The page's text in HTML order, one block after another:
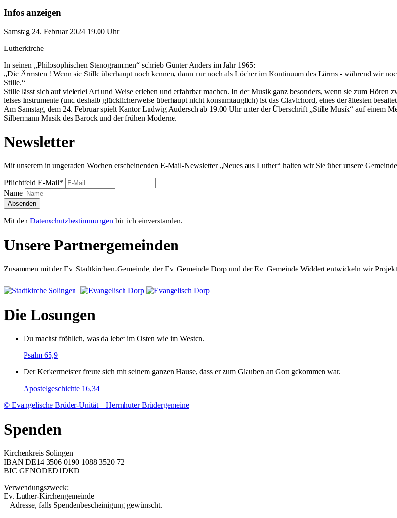
Infos anzeigen
Samstag 24. Februar 2024 19.00 Uhr
Lutherkirche
In seinen „Philosophischen Stenogrammen“ schrieb Günter Anders im Jahr 1965:
„Die Ärmsten ! Wenn sie Stille überhaupt noch kennen, dann nur noch als Löcher im Kontinuum des Lärms - während wir
Stille.“
Stille lässt sich auf vielerlei Art und Weise erleben und erfahrbar machen. In der Musik ganz besonders, wenn sie zum Hören
leises Instrumente (und deshalb glücklicherweise überhaupt nicht konsumtauglich) ist das Clavichord, eines der ältesten
Am Samstag, dem 24. Februar spielt Kantor Ludwig Audersch ab 19.00 Uhr unter der Überschrift „Stille Musik“ auf einem
Silbermann Musik des Barock und der frühen Moderne.
Newsletter
Mit unserem in ungeraden Wochen erscheinenden E-Mail-Newsletter „Neues aus Luther“ halten wir Sie über unsere
Pflichtfeld E-Mail*
Name
Absenden
Mit den Datenschutzbestimmungen bin ich einverstanden.
Unsere Partnergemeinden
Zusammen mit der Ev. Stadtkirchen-Gemeinde, der Ev. Gemeinde Dorp und der Ev. Gemeinde Widdert entwickeln wir
Die Losungen
Du machst fröhlich, was da lebet im Osten wie im Westen.
Psalm 65,9
Der Kerkermeister freute sich mit seinem ganzen Hause, dass er zum Glauben an Gott gekommen war.
Apostelgeschichte 16,34
© Evangelische Brüder-Unität – Herrnhuter Brüdergemeine
Spenden
Kirchenkreis Solingen
IBAN DE14 3506 0190 1088 3520 72
BIC GENODED1DKD
Verwendungszweck:
Ev. Luther-Kirchengemeinde
+ Adresse, falls Spendenbescheinigung gewünscht.